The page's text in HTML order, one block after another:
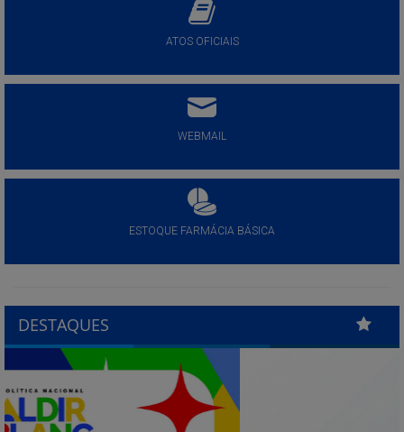
ATOS OFICIAIS
WEBMAIL
ESTOQUE FARMÁCIA BÁSICA
DESTAQUES